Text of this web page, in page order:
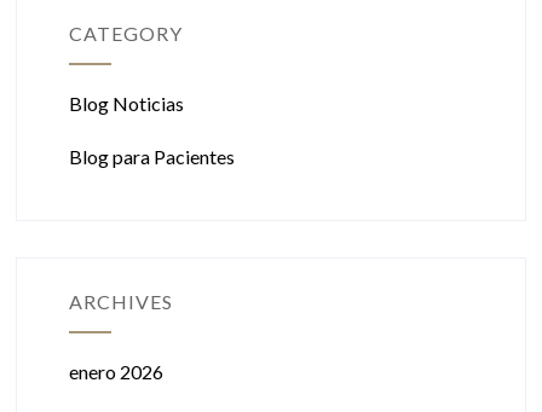
CATEGORY
Blog Noticias
Blog para Pacientes
ARCHIVES
enero 2026